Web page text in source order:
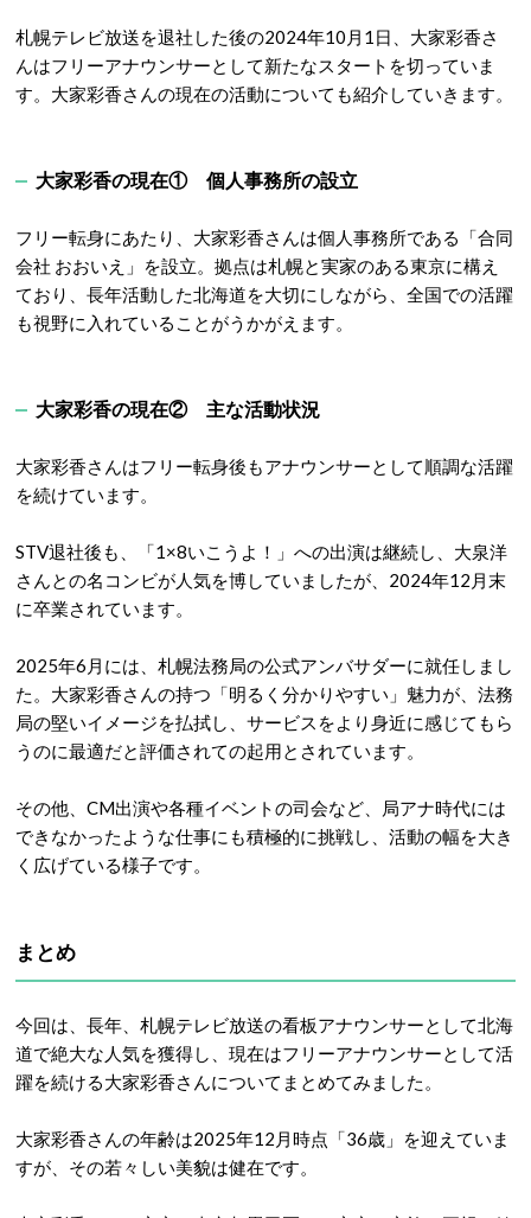
札幌テレビ放送を退社した後の2024年10月1日、大家彩香さ
んはフリーアナウンサーとして新たなスタートを切っていま
す。大家彩香さんの現在の活動についても紹介していきます。
大家彩香の現在① 個人事務所の設立
フリー転身にあたり、大家彩香さんは個人事務所である「合同
会社 おおいえ」を設立。 拠点は札幌と実家のある東京に構え
ており、長年活動した北海道を大切にしながら、全国での活躍
も視野に入れていることがうかがえます。
大家彩香の現在② 主な活動状況
大家彩香さんはフリー転身後もアナウンサーとして順調な活躍
を続けています。
STV退社後も、「1×8いこうよ！」への出演は継続し、大泉洋
さんとの名コンビが人気を博していましたが、2024年12月末
に卒業されています。
2025年6月には、 札幌法務局の公式アンバサダーに就任しまし
た。大家彩香さんの持つ「明るく分かりやすい」魅力が、法務
局の堅いイメージを払拭し、サービスをより身近に感じてもら
うのに最適だと評価されての起用とされています。
その他、CM出演や各種イベントの司会など、局アナ時代には
できなかったような仕事にも積極的に挑戦し、活動の幅を大き
く広げている様子です。
まとめ
今回は、長年、札幌テレビ放送の看板アナウンサーとして北海
道で絶大な人気を獲得し、現在はフリーアナウンサーとして活
躍を続ける大家彩香さんについてまとめてみました。
大家彩香さんの年齢は2025年12月時点「36歳」を迎えていま
すが、その若々しい美貌は健在です。